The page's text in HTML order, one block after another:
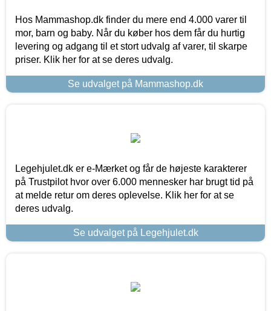
Hos Mammashop.dk finder du mere end 4.000 varer til
mor, barn og baby. Når du køber hos dem får du hurtig
levering og adgang til et stort udvalg af varer, til skarpe
priser. Klik her for at se deres udvalg.
Se udvalget på Mammashop.dk
Legehjulet.dk er e-Mærket og får de højeste karakterer
på Trustpilot hvor over 6.000 mennesker har brugt tid på
at melde retur om deres oplevelse. Klik her for at se
deres udvalg.
Se udvalget på Legehjulet.dk